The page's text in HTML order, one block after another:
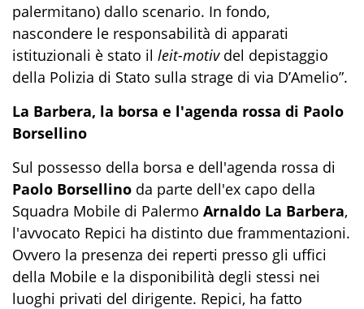
palermitano) dallo scenario. In fondo,
nascondere le responsabilità di apparati
istituzionali è stato il leit-motivdel depistaggio
della Polizia di Stato sulla strage di via D’Amelio”.
La Barbera, la borsa e l'agenda rossa di Paolo
Borsellino
Sul possesso della borsa e dell'agenda rossa di
Paolo Borsellino da parte dell'ex capo della
Squadra Mobile di Palermo Arnaldo La Barbera,
l'avvocato Repici ha distinto due frammentazioni.
Ovvero la presenza dei reperti presso gli uffici
della Mobile e la disponibilità degli stessi nei
luoghi privati del dirigente. Repici, ha fatto